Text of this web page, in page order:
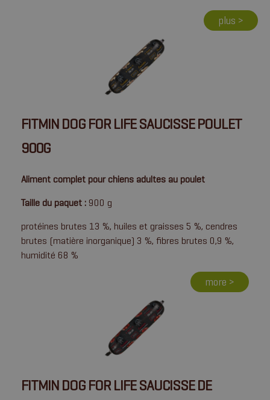
plus >
FITMIN DOG FOR LIFE SAUCISSE POULET
900G
Aliment complet pour chiens adultes au poulet
Taille du paquet : 900 g
protéines brutes 13 %, huiles et graisses 5 %, cendres
brutes (matière inorganique) 3 %, fibres brutes 0,9 %,
humidité 68 %
more >
FITMIN DOG FOR LIFE SAUCISSE DE